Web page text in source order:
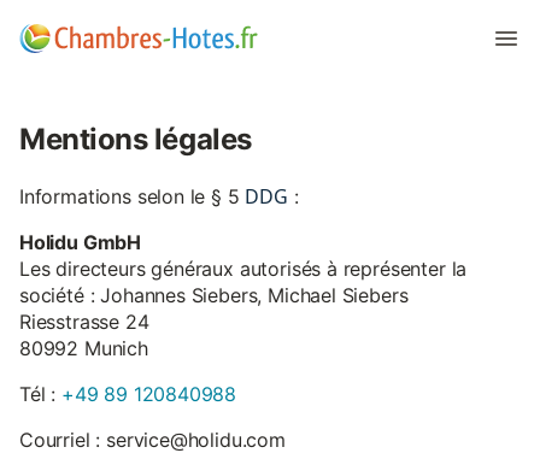
Mentions légales
Informations selon le § 5 DDG :
Holidu GmbH
Les directeurs généraux autorisés à représenter la
société : Johannes Siebers, Michael Siebers
Riesstrasse 24
80992 Munich
Tél : +49 89 120840988
Courriel : service@holidu.com